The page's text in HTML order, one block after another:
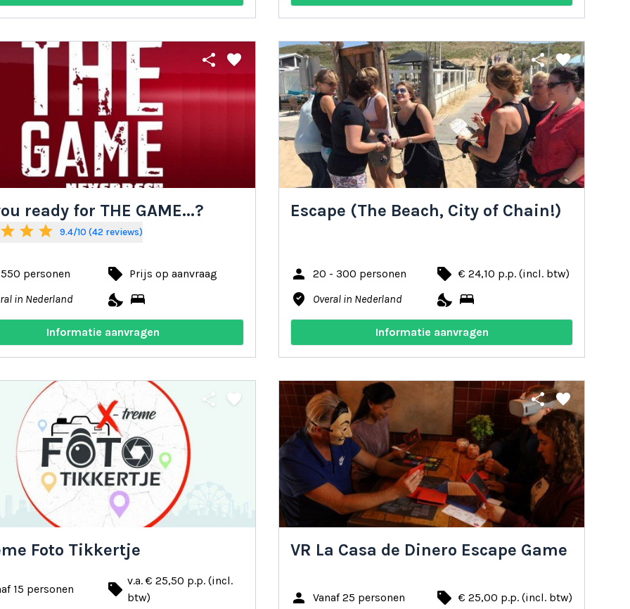
share favorite
ready for THE GAME...?
star star star 9.4/10 (42 reviews)
personen local_offer Prijs op aanvraag
in Nederland nights_stay bed
Informatie aanvragen
share favorite
Escape (The Beach, City of Chain!)
person 20 - 300 personen local_offer € 24,10 p.p. (incl. btw)
where_to_vote Overal in Nederland nights_stay bed
Informatie aanvragen
share favorite
Foto Tikkertje
15 personen local_offer v.a. € 25,50 p.p. (incl.
btw)
share favorite
VR La Casa de Dinero Escape Game
person Vanaf 25 personen local_offer € 25,00 p.p. (incl. btw)